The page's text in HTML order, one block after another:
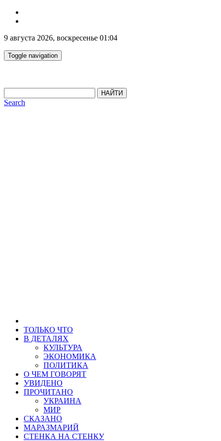
9 августа 2026, воскресенье 01:04
Toggle navigation
НАЙТИ
Search
ТОЛЬКО ЧТО
В ДЕТАЛЯХ
КУЛЬТУРА
ЭКОНОМИКА
ПОЛИТИКА
О ЧЕМ ГОВОРЯТ
УВИДЕНО
ПРОЧИТАНО
УКРАИНА
МИР
СКАЗАНО
МАРАЗМАРИЙ
СТЕНКА НА СТЕНКУ